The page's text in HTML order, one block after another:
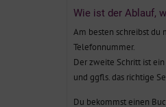
Wie ist der Ablauf,
Am besten schreibst du
Telefonnummer.
Der zweite Schritt ist
und ggfls. das richtige
Du bekommst einen